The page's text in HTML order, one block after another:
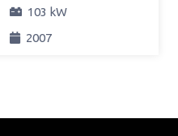
103 kW
2007